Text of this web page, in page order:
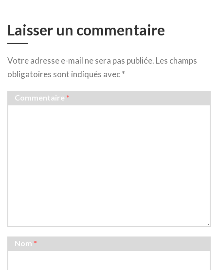
Laisser un commentaire
Votre adresse e-mail ne sera pas publiée. Les champs
obligatoires sont indiqués avec*
Commentaire *
Nom *